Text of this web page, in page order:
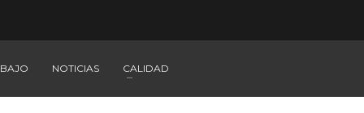
NOTICIAS CALIDAD